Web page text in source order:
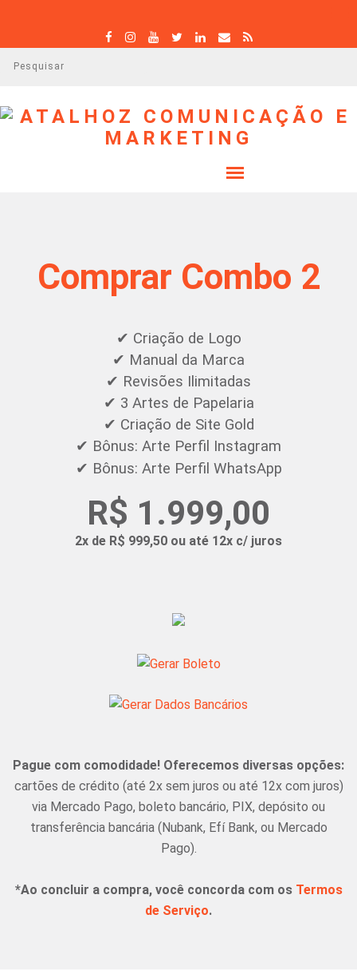
q
Comprar Combo 2
✔ Criação de Logo
✔ Manual da Marca
✔ Revisões Ilimitadas
✔ 3 Artes de Papelaria
✔ Criação de Site Gold
✔ Bônus: Arte Perfil Instagram
✔ Bônus: Arte Perfil WhatsApp
R$ 1.999,00
2x de R$ 999,50 ou até 12x c/ juros
Pague com comodidade! Oferecemos diversas opções:
cartões de crédito (até 2x sem juros ou até 12x com juros)
via Mercado Pago, boleto bancário, PIX, depósito ou
transferência bancária (Nubank, Efí Bank, ou Mercado
Pago).
*Ao concluir a compra, você concorda com os Termos
de Serviço.